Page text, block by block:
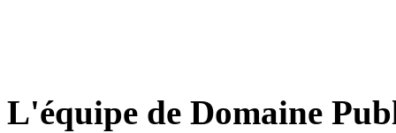
L'équipe de Domaine